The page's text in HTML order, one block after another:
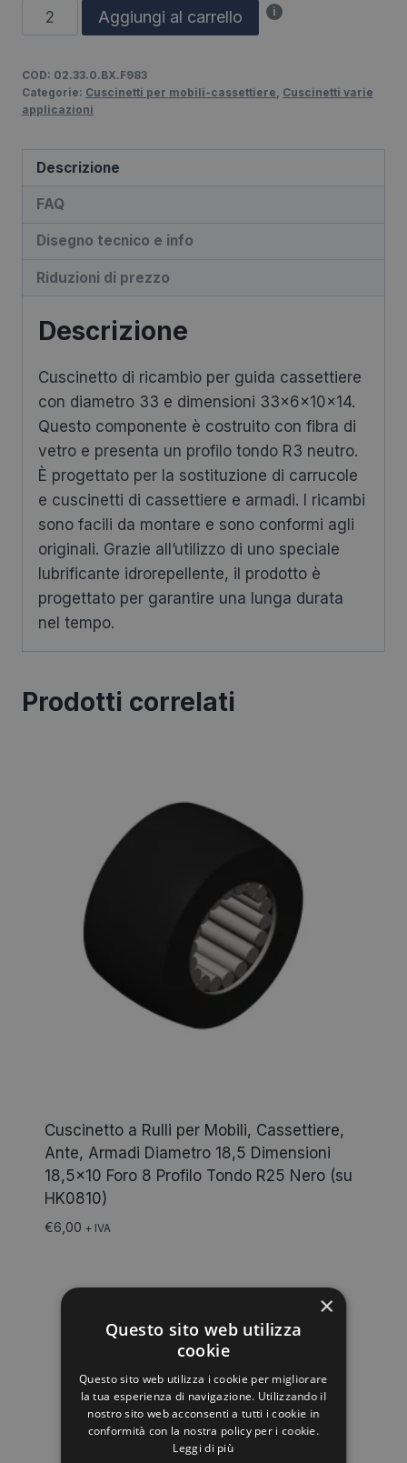
Cuscinetto
di
per
Guida
Diametro
33
Dimensioni
33x6x10x14
Profilo
R3
Neutro
0,3
Fibra
Vetro
quantità
i
Aggiungi al carrello
COD: 02.33.0.BX.F983
Categorie: Cuscinetti per mobili-cassettiere, Cuscinetti varie
applicazioni
Descrizione
FAQ
Disegno tecnico e info
Riduzioni di prezzo
Descrizione
Cuscinetto di ricambio per guida cassettiere
con diametro 33 e dimensioni 33x6x10x14.
Questo componente è costruito con fibra di
vetro e presenta un profilo tondo R3 neutro.
È progettato per la sostituzione di carrucole
e cuscinetti di cassettiere e armadi. I ricambi
sono facili da montare e sono conformi agli
originali. Grazie all’utilizzo di uno speciale
lubrificante idrorepellente, il prodotto è
progettato per garantire una lunga durata
nel tempo.
Prodotti correlati
Cuscinetto a Rulli per Mobili, Cassettiere,
Ante, Armadi Diametro 18,5 Dimensioni
18,5×10 Foro 8 Profilo Tondo R25 Nero (su
HK0810)
€6,00 + IVA
×
Questo sito web utilizza
cookie
Questo sito web utilizza i cookie per migliorare
la tua esperienza di navigazione. Utilizzando il
nostro sito web acconsenti a tutti i cookie in
conformità con la nostra policy per i cookie.
Leggi di più